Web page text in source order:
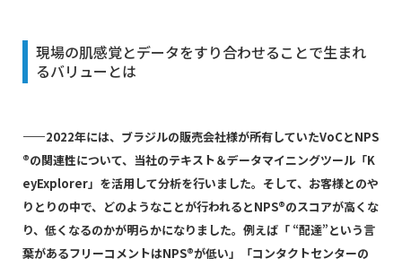
現場の肌感覚とデータをすり合わせることで生まれ
るバリューとは
――2022年には、ブラジルの販売会社様が所有していたVoCとNPS
®の関連性について、当社のテキスト＆データマイニングツール「K
eyExplorer」を活用して分析を行いました。そして、お客様とのや
りとりの中で、どのようなことが行われるとNPS®のスコアが高くな
り、低くなるのかが明らかになりました。例えば「 “配達”という言
葉があるフリーコメントはNPS®が低い」「コンタクトセンターの